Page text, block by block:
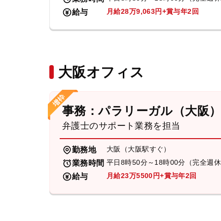
給与 月給28万9,063円+賞与年2回
大阪オフィス
事務：パラリーガル（大阪）
弁護士のサポート業務を担当
勤務地 大阪（大阪駅すぐ）
業務時間 平日8時50分～18時00分（完全週休
給与 月給23万5500円+賞与年2回